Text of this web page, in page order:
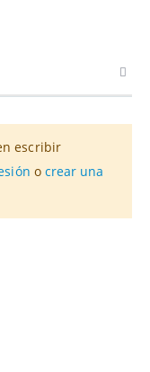
escribir
o crear una